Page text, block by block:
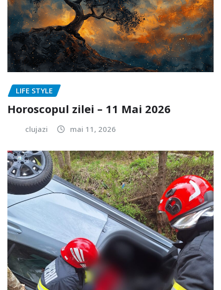
LIFE STYLE
Horoscopul zilei – 11 Mai 2026
clujazi mai 11, 2026